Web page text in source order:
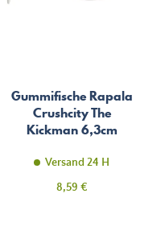
Gummifische Rapala
Crushcity The
Kickman 6,3cm
Versand 24 H
Preis
8,59 €